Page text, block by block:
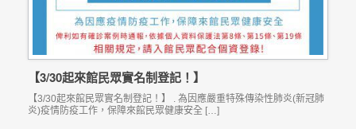
【3/30起來館民眾實名制登記！】
【3/30起來館民眾實名制登記！】 . 為因應嚴重特殊傳染性肺炎(新冠肺
炎)疫情防疫工作，保障來館民眾健康安全 […]